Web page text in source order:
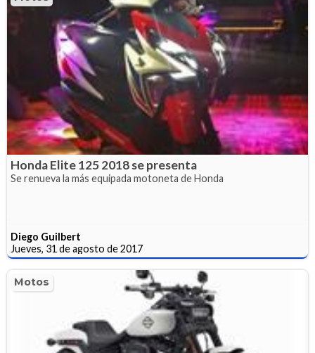
Honda Elite 125 2018 se presenta
Se renueva la más equipada motoneta de Honda
Diego Guilbert
Jueves, 31 de agosto de 2017
Motos